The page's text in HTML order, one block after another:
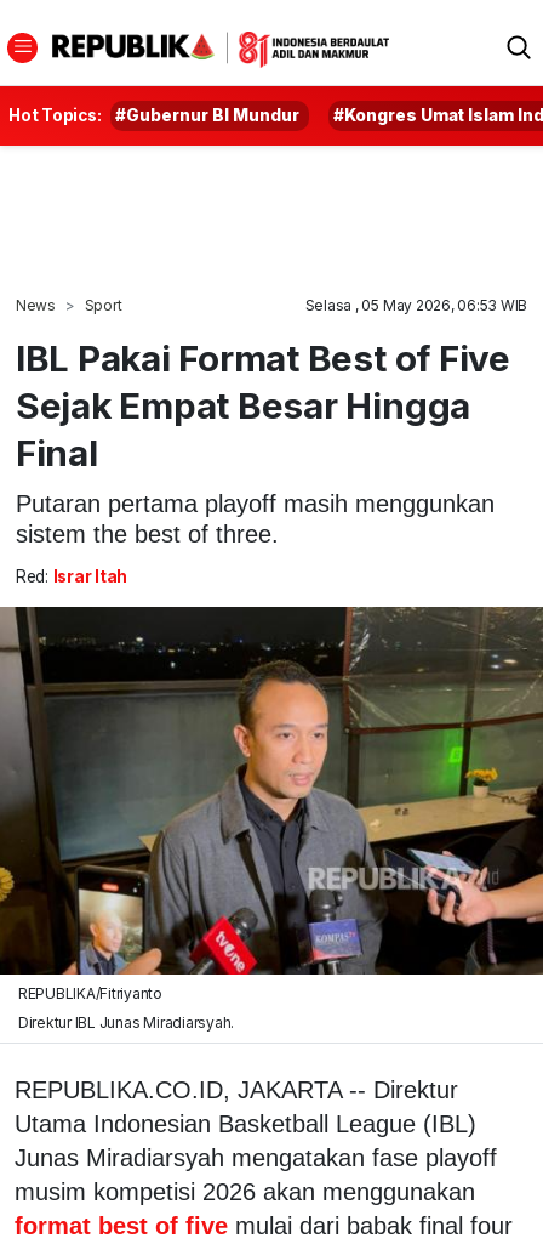
Hot Topics: #Gubernur BI Mundur #Kongres Umat Islam
News Sport Selasa , 05 May 2026, 06:53 WIB
IBL Pakai Format Best of Five
Sejak Empat Besar Hingga
Final
Putaran pertama playoff masih menggunkan
sistem the best of three.
Red: Israr Itah
REPUBLIKA/Fitriyanto
Direktur IBL Junas Miradiarsyah.
REPUBLIKA.CO.ID, JAKARTA -- Direktur
Utama Indonesian Basketball League (IBL)
Junas Miradiarsyah mengatakan fase playoff
musim kompetisi 2026 akan menggunakan
format best of five mulai dari babak final four